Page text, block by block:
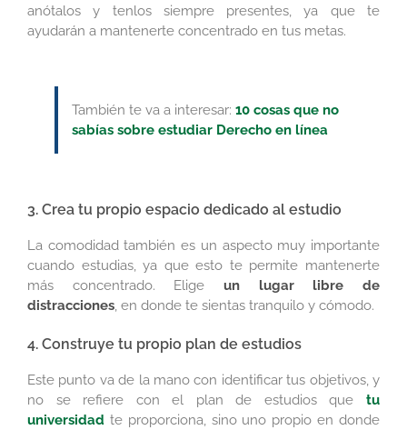
anótalos y tenlos siempre presentes, ya que te
ayudarán a mantenerte concentrado en tus metas.
También te va a interesar: 10 cosas que no
sabías sobre estudiar Derecho en línea
3. Crea tu propio espacio dedicado al estudio
La comodidad también es un aspecto muy importante
cuando estudias, ya que esto te permite mantenerte
más concentrado. Elige un lugar libre de
distracciones, en donde te sientas tranquilo y cómodo.
4. Construye tu propio plan de estudios
Este punto va de la mano con identificar tus objetivos, y
no se refiere con el plan de estudios que tu
universidad te proporciona, sino uno propio en donde